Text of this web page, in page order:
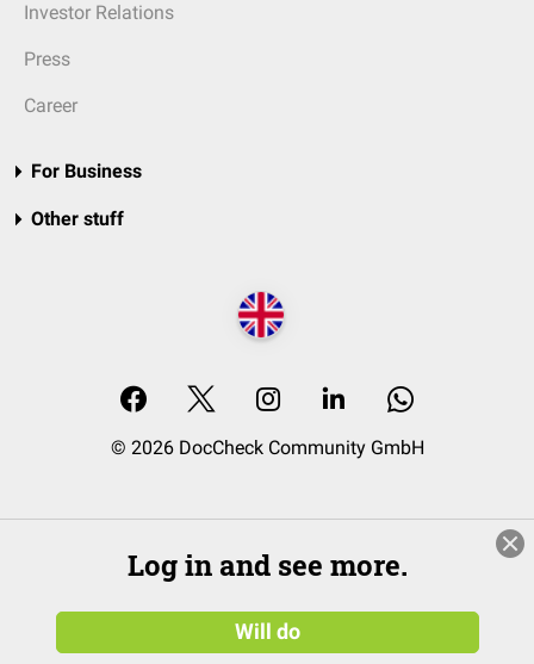
Investor Relations
Press
Career
For Business
Other stuff
© 2026 DocCheck Community GmbH
Log in and see more.
Will do